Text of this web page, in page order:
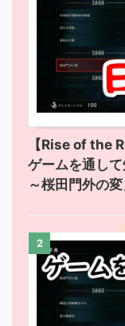
【Rise of the
ゲームを通し
～桜田門外の変
2